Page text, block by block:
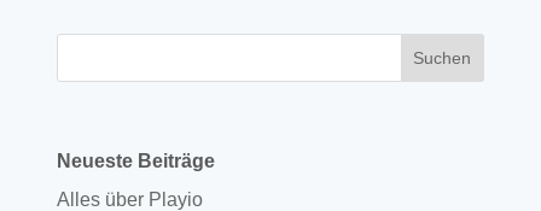
Neueste Beiträge
Alles über Playio